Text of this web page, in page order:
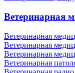
Ветеринарная
Ветеринарная
Ветеринарная
Ветеринарная
Ветеринарная